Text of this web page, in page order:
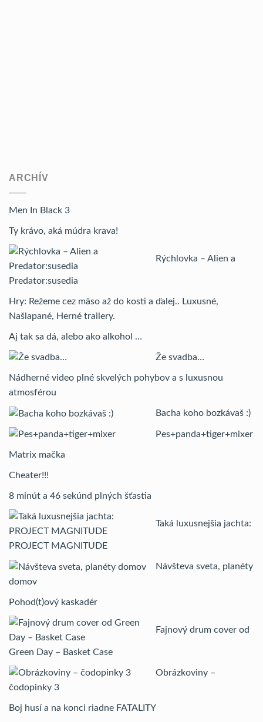
ARCHÍV
Men In Black 3
Ty krávo, aká múdra krava!
Rýchlovka – Alien a
Predator:susedia
Hry: Režeme cez mäso až do kosti a ďalej.. Luxusné,
Našlapané, Herné trailery.
Aj tak sa dá, alebo ako alkohol …
Že svadba…
Nádherné video plné skvelých pohybov a s luxusnou
atmosférou
Bacha koho bozkávaš :)
Pes+panda+tiger+mixer
Matrix mačka
Cheater!!!
8 minút a 46 sekúnd plných šťastia
Taká luxusnejšia jachta:
PROJECT MAGNITUDE
Návšteva sveta, planéty
domov
Pohod(t)ový kaskadér
Fajnový drum cover od
Green Day – Basket Case
Obrázkoviny –
čodopinky 3
Boj husí a na konci riadne FATALITY